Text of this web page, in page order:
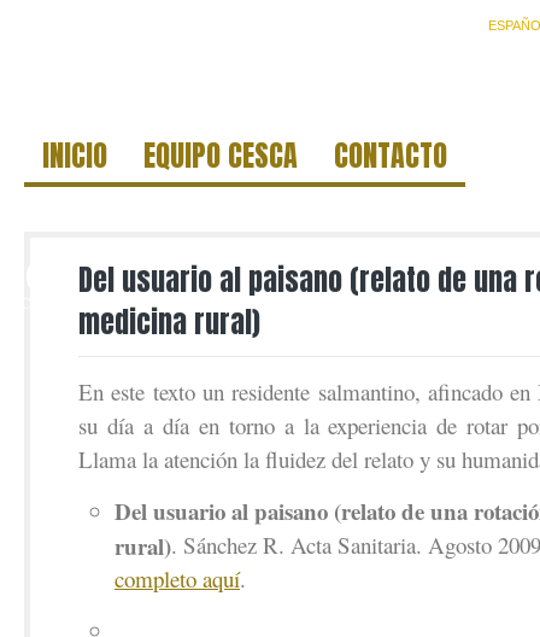
INICIO EQUIPO CESCA CONTACTO
Del usuario al paisano (relato de una
medicina rural)
En este texto un residente salmantino, afincado
su día a día en torno a la experiencia de rotar
Llama la atención la fluidez del relato y su
Del usuario al paisano (relato de una
rural). Sánchez R. Acta Sanitaria. Agosto
completo aquí.